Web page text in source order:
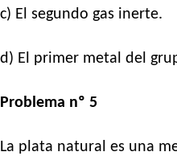
c) El segundo gas inerte.
d) El primer metal del
Problema nº 5
La plata natural es una